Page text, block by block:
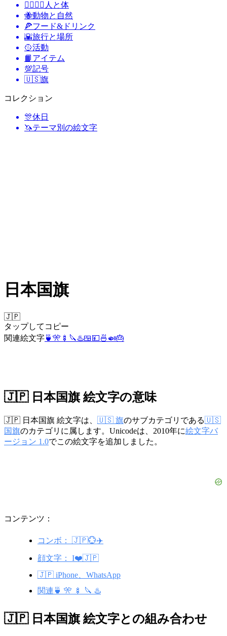
👩‍❤️‍💋‍👨 人と体
🐝動物と自然
🍕フード&ドリンク
🌇旅行と場所
🥎活動
📙 アイテム
💯記号
🇺🇸旗
コレクション
🎊休日
🦄テーマ別の絵文字
日本国旗
🇯🇵
タップしてコピー
関連絵文字🍵 🎌 🍢 🔪♨️🍱💴🍜 🍛🎂
🇯🇵 日本国旗 絵文字の意味
🇯🇵 日本国旗 絵文字は、 🇺🇸 旗のサブカテゴリである🇺🇸
国旗のカテゴリに属します。Unicodeは、2010年に絵文字バ
ージョン 1.0でこの絵文字を追加しました。
コンテンツ：
コンボ： 🇯🇵💮✈️
顔文字： I❤️🇯🇵
🇯🇵 iPhone、WhatsApp
関連🍵 🎌 🍢 🔪 ♨️
🇯🇵 日本国旗 絵文字との組み合わせ